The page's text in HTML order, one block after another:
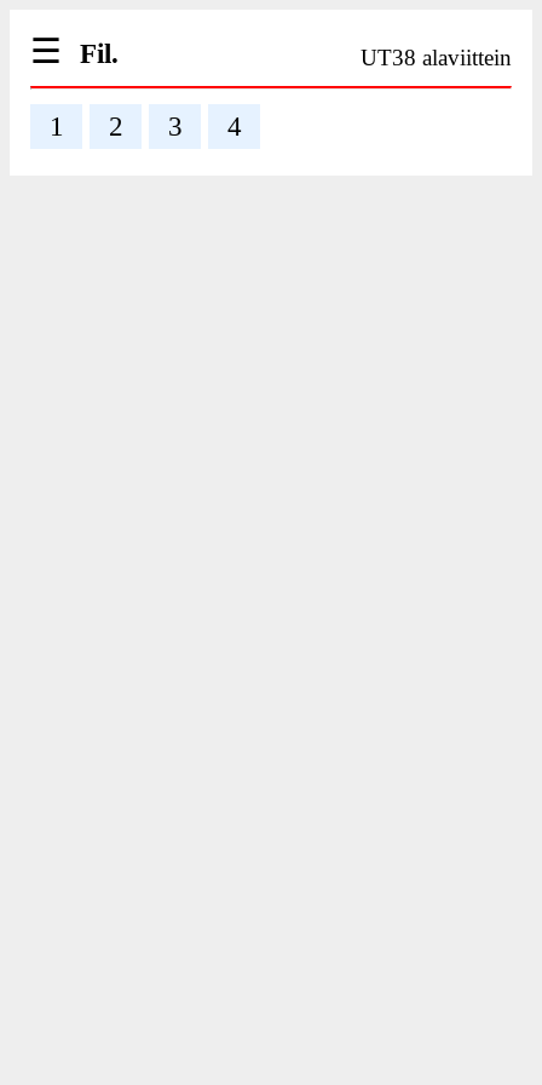
☰ Fil. UT38 alaviittein
1 2 3 4